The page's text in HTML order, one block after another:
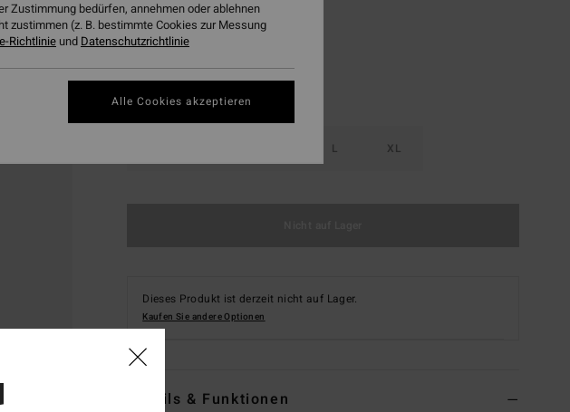
L XL
Dieses Produkt ist derzeit nicht auf Lager.
Kaufen Sie andere Optionen
Details & Funktionen
Zustimmung bedürfen, annehmen oder ablehnen
zustimmen (z. B. bestimmte Cookies zur Messung
Richtlinie und Datenschutzrichtlinie
Alle Cookies akzeptieren